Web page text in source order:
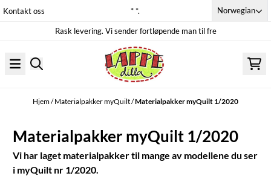
Hopp til innhold
Kontakt oss * *. Norwegian
Rask levering. Vi sender fortløpende man til fre
Hjem/Materialpakker myQuilt/Materialpakker myQuilt 1/2020
Materialpakker myQuilt 1/2020
Vi har laget materialpakker til mange av modellene du ser
i myQuilt nr 1/2020.